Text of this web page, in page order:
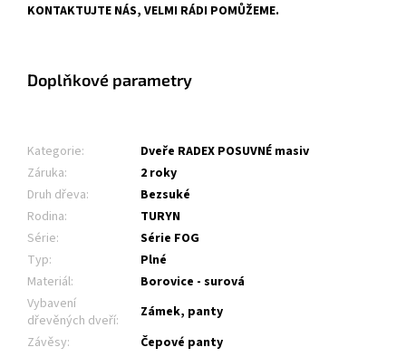
KONTAKTUJTE NÁS, VELMI RÁDI POMŮŽEME.
Doplňkové parametry
Kategorie:
Dveře RADEX POSUVNÉ masiv
Záruka:
2 roky
Druh dřeva:
Bezsuké
Rodina:
TURYN
Série:
Série FOG
Typ:
Plné
Materiál:
Borovice - surová
Vybavení
dřevěných dveří:
Zámek, panty
Závěsy:
Čepové panty